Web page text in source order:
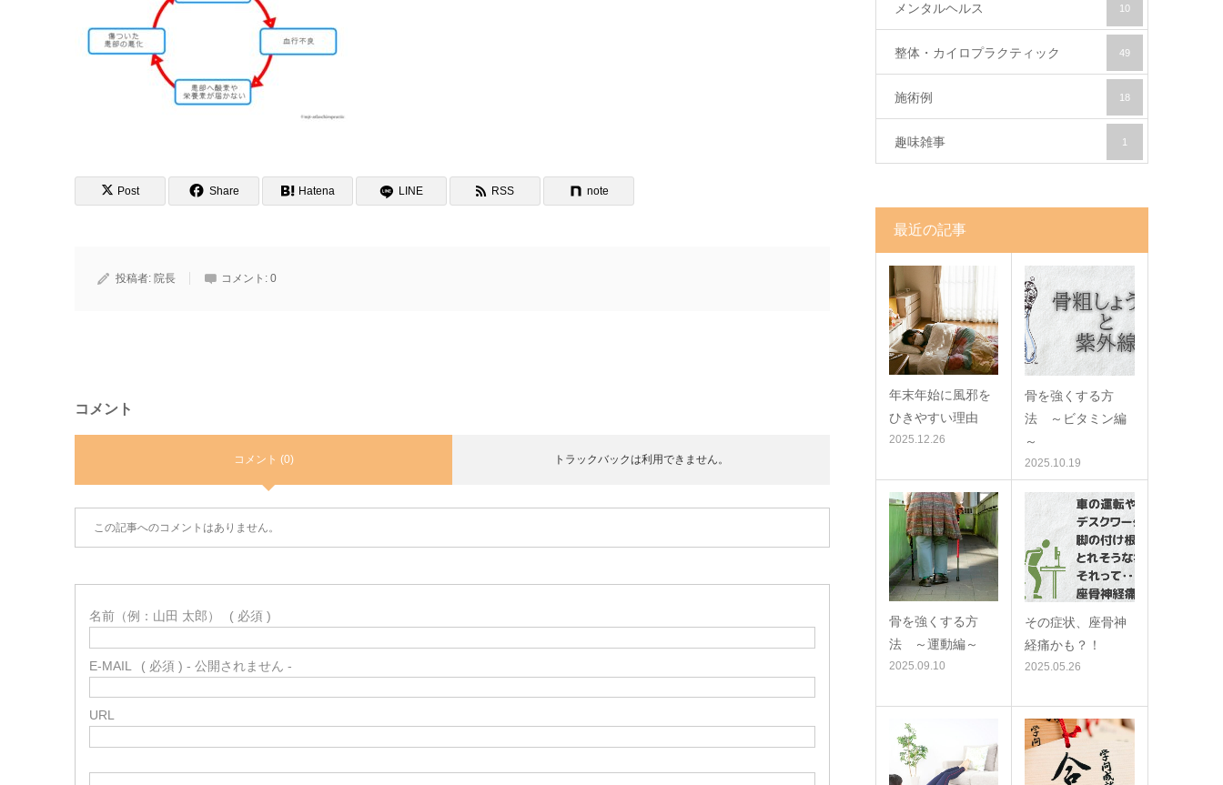
Post Share Hatena LINE RSS note
投稿者: 院長 コメント: 0
コメント
コメント (0) トラックバックは利用できません。
この記事へのコメントはありません。
名前（例：山田 太郎） ( 必須 )
E-MAIL ( 必須 ) - 公開されません -
URL
メンタルヘルス 10
整体・カイロプラクティック 49
施術例 18
趣味雑事 1
最近の記事
年末年始に風邪を
ひきやすい理由
2025.12.26
骨を強くする方
法 ～ビタミン編
～
2025.10.19
骨を強くする方
法 ～運動編～
2025.09.10
その症状、座骨神
経痛かも？！
2025.05.26